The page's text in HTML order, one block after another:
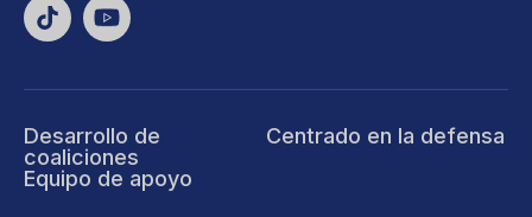
Desarrollo de
coaliciones
Equipo de apoyo
Centrado en la defensa